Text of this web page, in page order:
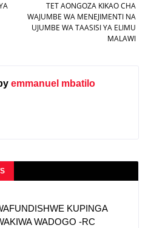
TET AONGOZA KIKAO CHA
WAJUMBE WA MENEJIMENTI NA
UJUMBE WA TAASISI YA ELIMU
MALAWI
emmanuel mbatilo
KUPINGA
WADOGO -RC